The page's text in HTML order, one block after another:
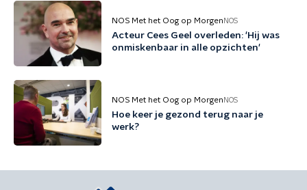
NOS Met het Oog op Morgen NOS
Acteur Cees Geel overleden: 'Hij was
onmiskenbaar in alle opzichten'
NOS Met het Oog op Morgen NOS
Hoe keer je gezond terug naar je
werk?